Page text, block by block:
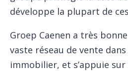
développe la plupart de
Groep Caenen a très
vaste réseau de vente
immobilier, et s’appuie